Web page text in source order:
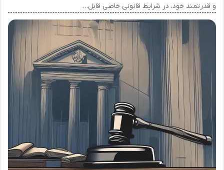
و قدرتمند خود، در شرایط قانونی خاصی قابل…